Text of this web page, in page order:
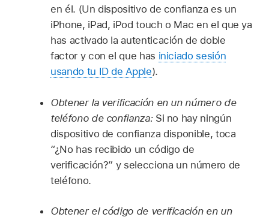
en él. (Un dispositivo de confianza es un
iPhone, iPad, iPod touch o Mac en el que ya
has activado la autenticación de doble
factor y con el que has iniciado sesión
usando tu ID de Apple).
Obtener la verificación en un número de
teléfono de confianza:Si no hay ningún
dispositivo de confianza disponible, toca
“¿No has recibido un código de
verificación?” y selecciona un número de
teléfono.
Obtener el código de verificación en un